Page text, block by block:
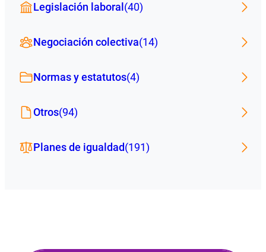
Legislación laboral (40)
Negociación colectiva(14)
Normas y estatutos(4)
Otros(94)
Planes de igualdad(191)